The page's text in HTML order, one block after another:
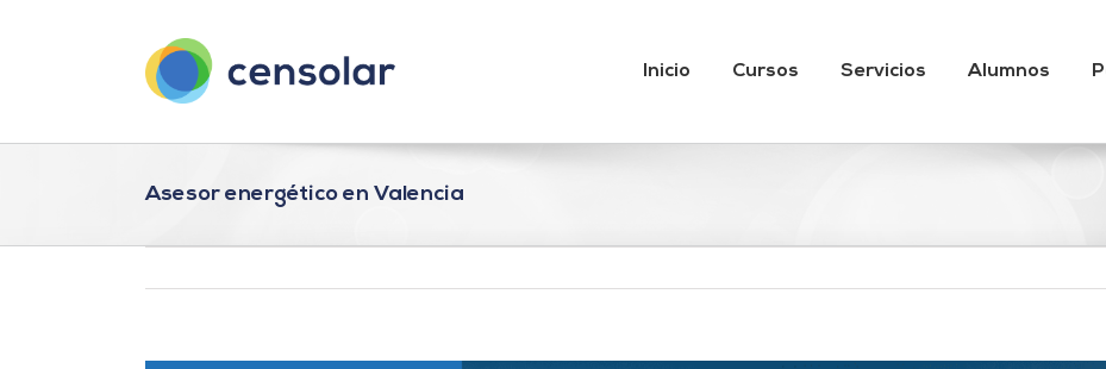
Inicio Cursos Servicios Alumnos
Asesor energético en Valencia